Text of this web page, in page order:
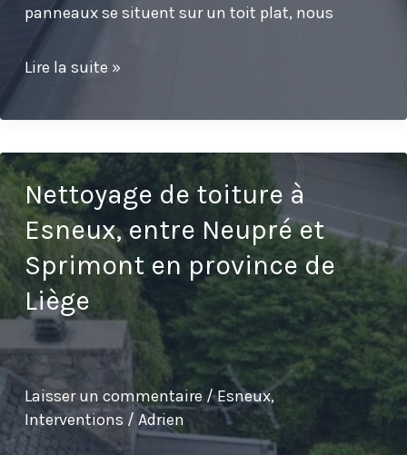
panneaux se situent sur un toit plat, nous
Nettoyage
panneaux
solaires
sur
le
toit
de
l’académie
RAAL
à
Lire la suite »
Nettoyage de toiture à
Esneux, entre Neupré et
Sprimont en province de
Liège
Laisser un commentaire /Esneux,
Interventions / Adrien